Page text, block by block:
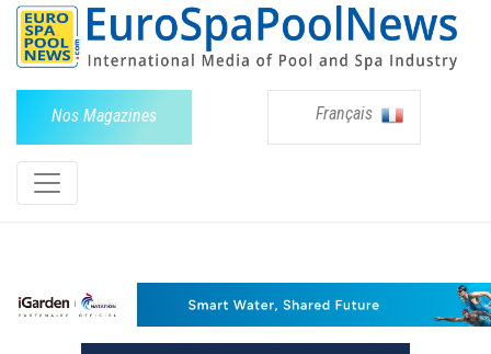
Nos Magazines Français